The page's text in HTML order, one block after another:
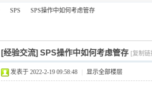
搜
索
SPS
›
SPS操作中如何考虑管存
[经验交流] SPS操作中如何考虑管存 [复制链
发表于 2022-2-19 09:58:48 显示全部楼层